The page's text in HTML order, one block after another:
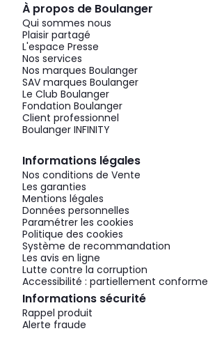
À propos de Boulanger
Qui sommes nous
Plaisir partagé
L'espace Presse
Nos services
Nos marques Boulanger
SAV marques Boulanger
Le Club Boulanger
Fondation Boulanger
Client professionnel
Boulanger INFINITY
Informations légales
Nos conditions de Vente
Les garanties
Mentions légales
Données personnelles
Paramétrer les cookies
Politique des cookies
Système de recommandation
Les avis en ligne
Lutte contre la corruption
Accessibilité : partiellement conforme
Informations sécurité
Rappel produit
Alerte fraude